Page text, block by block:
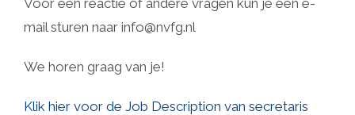
Voor een reactie of andere vragen kun je een e-
mail sturen naar info@nvfg.nl
We horen graag van je!
Klik hier voor de Job Description van secretaris